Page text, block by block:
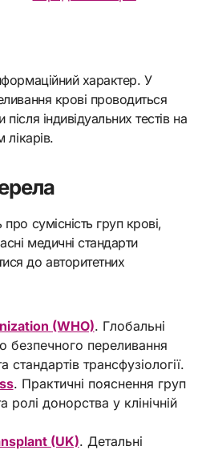
характер. У
крові проводиться
індивідуальних тестів на
лікарів.
сумісність груп крові,
медичні стандарти
до авторитетних
(WHO). Глобальні
безпечного переливання
стандартів трансфузіології.
. Практичні пояснення груп
ролі донорства у клінічній
(UK). Детальні